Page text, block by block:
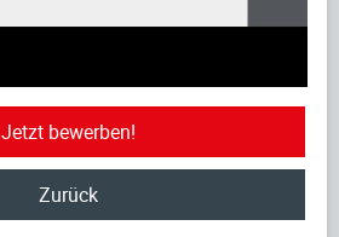
Jetzt bewerben!
Zurück